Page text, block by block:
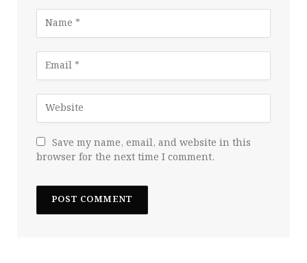
Save my name, email, and website in this
browser for the next time I comment.